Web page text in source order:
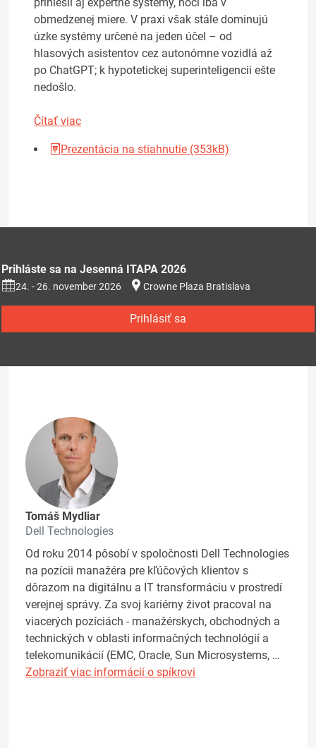
obmedzenej miere. V praxi však stále dominujú
úzke systémy určené na jeden účel – od
hlasových asistentov cez autonómne vozidlá až
po ChatGPT; k hypotetickej superinteligencii ešte
nedošlo.
Čítať viac
Prezentácia na stiahnutie (353kB)
Prihláste sa na Jesenná ITAPA 2026
24. - 26. november 2026 Crowne Plaza Bratislava
Prihlásiť sa
Tomáš Mydliar
Dell Technologies
Od roku 2014 pôsobí v spoločnosti Dell Technologies
na pozícii manažéra pre kľúčových klientov s
dôrazom na digitálnu a IT transformáciu v prostredí
verejnej správy. Za svoj kariérny život pracoval na
viacerých pozíciách - manažérskych, obchodných a
technických v oblasti informačných technológií a
telekomunikácií (EMC, Oracle, Sun Microsystems, …
Zobraziť viac informácií o spíkrovi